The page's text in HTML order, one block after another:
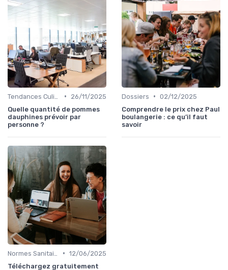
•
26/11/2025
Quelle quantité de pommes
dauphines prévoir par
personne ?
Dossiers • 02/12/2025
Comprendre le prix chez Paul
boulangerie : ce qu’il faut
savoir
• 12/06/2025
Téléchargez gratuitement